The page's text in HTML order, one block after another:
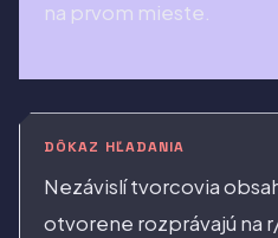
na prvom mieste.
DÔKAZ HĽADANIA
Nezávislí tvorcovia
otvorene rozprávajú na